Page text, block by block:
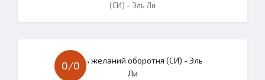
(СИ) - Эль Ли
0/0